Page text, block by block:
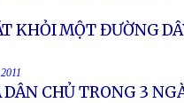
KHỎI MỘT ĐƯỜNG
CHỦ TRONG 3